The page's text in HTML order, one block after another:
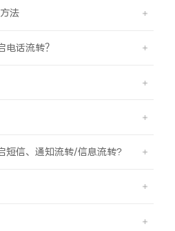
法
话流转？
短信、通知流转/信息流转?